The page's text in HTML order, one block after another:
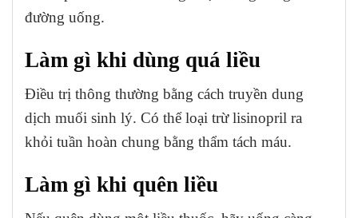
đường uống.
Làm gì khi dùng quá liều
Điều trị thông thường bằng cách truyền dung
dịch muối sinh lý. Có thể loại trừ lisinopril ra
khỏi tuần hoàn chung bằng thẩm tách máu.
Làm gì khi quên liều